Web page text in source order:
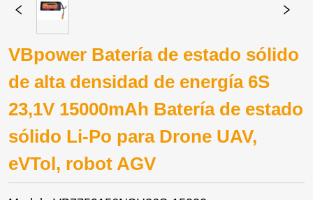
VBpower Batería de estado sólido
de alta densidad de energía 6S
23,1V 15000mAh Batería de estado
sólido Li-Po para Drone UAV,
eVTol, robot AGV